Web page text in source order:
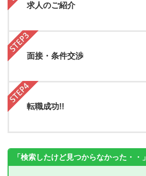
求人のご紹介
面接・条件交渉
転職成功!!
「検索したけど見つからなかった・・」